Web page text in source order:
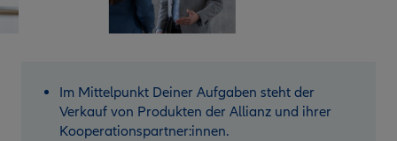
Im Mittelpunkt Deiner Aufgaben steht der
Verkauf von Produkten der Allianz und ihrer
Kooperationspartner:innen.